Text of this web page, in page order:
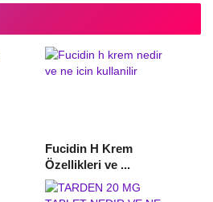
Fucidin H Krem
Özellikleri ve ...